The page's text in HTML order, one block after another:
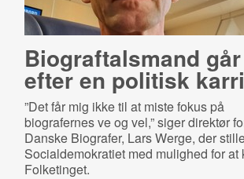
Bi­o­graf­tals­mand går
efter en politisk
”Det får mig ikke til at miste fokus på
biografernes ve og vel,” siger direktør
Danske Biografer, Lars Werge, der
Socialdemokratiet med mulighed for at
Folketinget.